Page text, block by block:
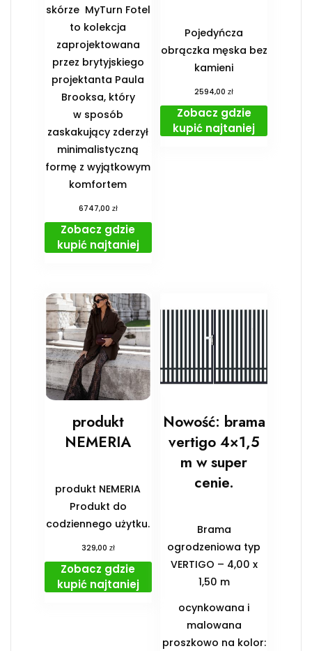
skórze MyTurn Fotel
to kolekcja
zaprojektowana
przez brytyjskiego
projektanta Paula
Brooksa, który
w sposób
zaskakujący zderzył
minimalistyczną
formę z wyjątkowym
komfortem
6747,00 zł
Zobacz gdzie
kupić najtaniej
Pojedyńcza
obrączka męska bez
kamieni
2594,00zł
Zobacz gdzie
kupić najtaniej
produkt
NEMERIA
produkt NEMERIA
Produkt do
codziennego użytku.
329,00 zł
Zobacz gdzie
kupić najtaniej
Nowość: brama
vertigo 4×1,5
m w super
cenie.
Brama
ogrodzeniowa typ
VERTIGO – 4,00 x
1,50 m
ocynkowana i
malowana
proszkowo na kolor: